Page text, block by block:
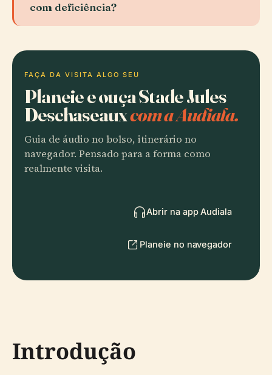
com deficiência?
FAÇA DA VISITA ALGO SEU
Planeie e ouça Stade Jules
Deschaseauxcom a Audiala.
Guia de áudio no bolso, itinerário no
navegador. Pensado para a forma como
realmente visita.
Abrir na app Audiala
Planeie no navegador
Introdução